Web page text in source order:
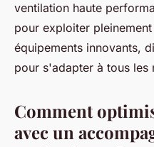
ventilation haute
pour exploiter
équipements innovants,
pour s'adapter à tous les
Comment
avec un